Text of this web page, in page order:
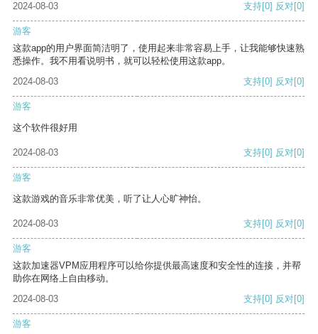
2024-08-03
支持[0] 反对[0]
游客
这款app的用户界面简洁明了，使用起来非常容易上手，让我能够快速熟
悉操作。我不用看说明书，就可以轻松使用这款app。
2024-08-03
支持[0] 反对[0]
游客
这个软件很好用
2024-08-03 支持[0] 反对[0]
游客
这款游戏的音乐非常优美，听了让人心旷神怡。
2024-08-03 支持[0] 反对[0]
游客
这款加速器VPM应用程序可以给你提供最高速度和安全性的连接，并帮
助你在网络上自由移动。
2024-08-03
支持[0] 反对[0]
游客